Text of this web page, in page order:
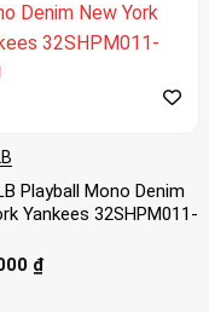
Playball Mono Denim
Yankees 32SHPM011-
₫